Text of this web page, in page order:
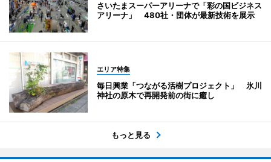
さいたまスーパーアリーナで「彩の国ビジネス
アリーナ」 480社・団体が最新技術を展示
エリア特集
毎日興業「つながる活樹プロジェクト」 氷川
神社の原木で再開発前の街に癒し
もっと見る